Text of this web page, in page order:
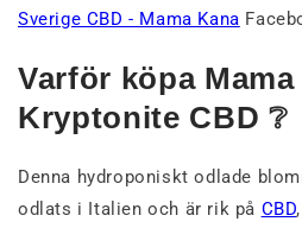
Sverige CBD - Mama Kana
Varför köpa Mama
Kryptonite CBD ❔
Denna hydroponiskt odlade
odlats i Italien och är rik på CBD